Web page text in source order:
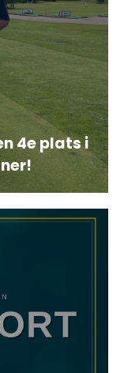
4e plats i